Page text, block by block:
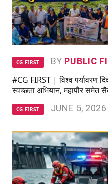
CG FIRST BY PUBLIC
#CG FIRST | विश्व पर्यावरण
स्वच्छता अभियान, महापौर समेत
CG FIRST JUNE 5, 2026